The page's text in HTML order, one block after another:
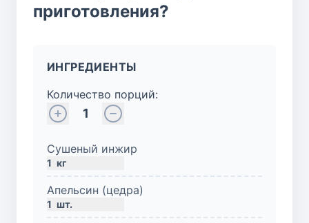
приготовления?
ИНГРЕДИЕНТЫ
Количество порций:
1
Сушеный инжир
1 кг
Апельсин (цедра)
1 шт.